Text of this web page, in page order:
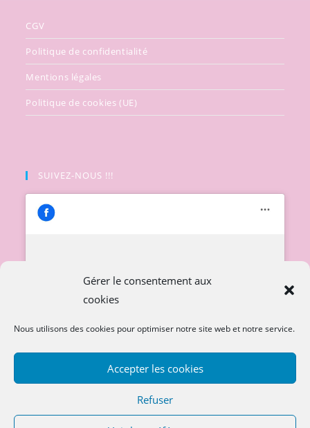
Gérer le consentement aux
cookies
Nous utilisons des cookies pour optimiser notre site web et notre service.
Accepter les cookies
Refuser
CGV
Politique de confidentialité
Mentions légales
Politique de cookies (UE)
SUIVEZ-NOUS !!!
Cliquez pour accepter les cookies
marketing et activer ce contenu